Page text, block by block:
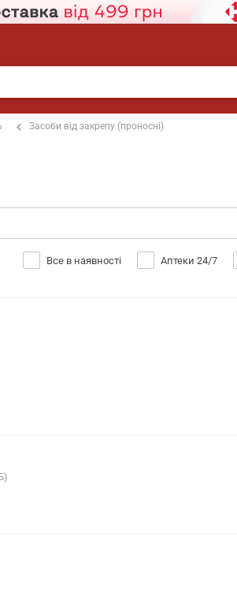
Засоби від закрепу (проносні)
Все в наявності Аптеки 24/7